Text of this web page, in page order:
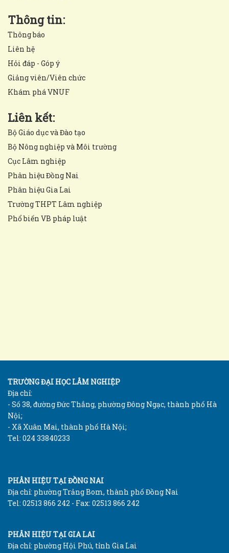
Thông tin:
Thông báo
Liên hệ
Hỏi đáp - Góp ý
Giảng viên/Viên chức
Khám phá VNUF
Liên kết:
Bộ Giáo dục và Đào tạo
Bộ Nông nghiệp và Môi trường
Cục Lâm nghiệp
Phân hiệu Đồng Nai
Phân hiệu Gia Lai
Trường THPT Lâm nghiệp
Phổ biến VB pháp luật
TRƯỜNG ĐẠI HỌC LÂM NGHIỆP
Địa chỉ:
- Số 38, đường Đức Thắng, phường Đông Ngạc, thành phố Hà
Nội;
- Xã Xuân Mai, thành phố Hà Nội;
Tel: 024 33840233
PHÂN HIỆU TẠI ĐỒNG NAI
Địa chỉ: phường Trảng Bom, thành phố Đồng Nai
Tel: 02513 866 242 - Fax: 02513 866 242
PHÂN HIỆU TẠI GIA LAI
Địa chỉ: phường Hội Phú, tỉnh Gia Lai